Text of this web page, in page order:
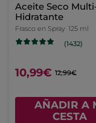
Aceite Seco
Hidratante
Frasco en Spray 125 ml
(1432)
10,99€ 12,99€
AÑADIR A
CESTA